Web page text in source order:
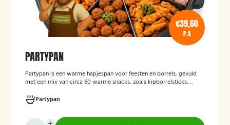
€39,60
P.S
PARTYPAN
Partypan is een warme hapjespan voor feesten en borrels, gevuld
met een mix van circa 60 warme snacks, zoals kipborrelsticks,
geleverd en hoeft alleen nog verwarmd te worden, waardoor het
een eenvoudige en praktische cateringoplossing is voor
verjaardagen, jubilea, bedrijfsfeesten en andere bijeenkomsten.
Partypan